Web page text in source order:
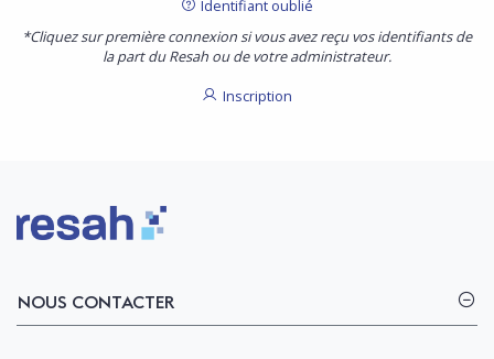
Identifiant oublié
*Cliquez sur première connexion si vous avez reçu vos identifiants de
la part du Resah ou de votre administrateur.
Inscription
Logo Resah
NOUS CONTACTER